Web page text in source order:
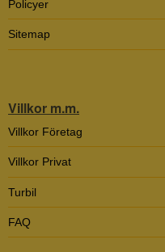
Policyer
Sitemap
Villkor m.m.
Villkor Företag
Villkor Privat
Turbil
FAQ